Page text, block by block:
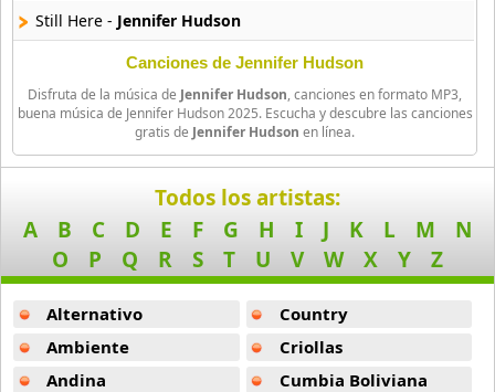
Bikeride
61 músicas online
Billie Eilish
52 músicas online
Black Dub
11 músicas online
Blackbird Blackbird
Still Here - Jennifer Hudson
Where You At -Jennifer Hudson
Why Is It So Hard -Jennifer Hudson
Jennifer Hudson
Jennifer Hudson
Moan - Jennifer Hudson
No One Gonna Love You -Jennifer Hudson
Walk It Out -Jennifer Hudson
Canciones de Jennifer Hudson
Disfruta de la música de Jennifer Hudson, canciones en formato MP3,
buena música de Jennifer Hudson 2025. Escucha y descubre las canciones
gratis de Jennifer Hudson en línea.
Todos los artistas:
A
B C D E F G H I J K L M
N
O
P Q R S T U V W X Y Z
Alternativo
Ambiente
Andina
Country
Criollas
Cumbia Boliviana